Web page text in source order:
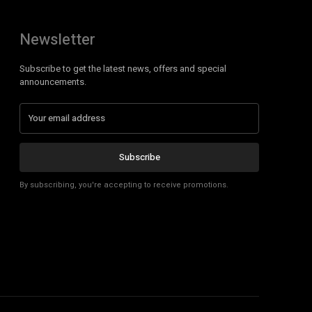
Newsletter
Subscribe to get the latest news, offers and special
announcements.
Subscribe
By subscribing, you're accepting to receive promotions.